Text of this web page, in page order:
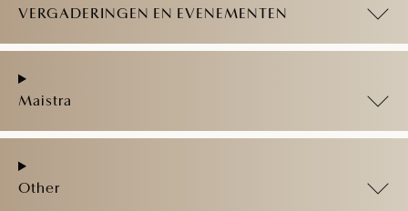
VERGADERINGEN EN EVENEMENTEN
Maistra
Other